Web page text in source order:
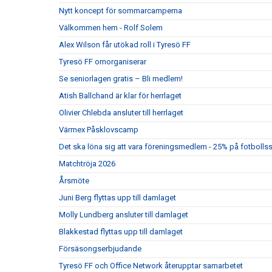
Nytt koncept för sommarcamperna
Välkommen hem - Rolf Solem
Alex Wilson får utökad roll i Tyresö FF
Tyresö FF omorganiserar
Se seniorlagen gratis – Bli medlem!
Atish Ballchand är klar för herrlaget
Olivier Chlebda ansluter till herrlaget
Värmex Påsklovscamp
Det ska löna sig att vara föreningsmedlem - 25% på
Matchtröja 2026
Årsmöte
Juni Berg flyttas upp till damlaget
Molly Lundberg ansluter till damlaget
Blakkestad flyttas upp till damlaget
Försäsongserbjudande
Tyresö FF och Office Network återupptar samarbetet